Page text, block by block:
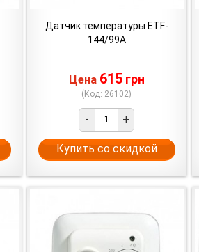
Датчик температуры ETF-
144/99A
Цена 615 грн
(Код: 26102)
- +
Купить со скидкой